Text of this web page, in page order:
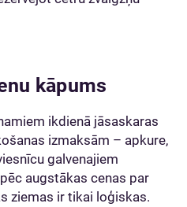
kāpums
ikdienā jāsaskaras
izmaksām – apkure,
galvenajiem
augstākas cenas par
ziemas ir tikai loģiskas.